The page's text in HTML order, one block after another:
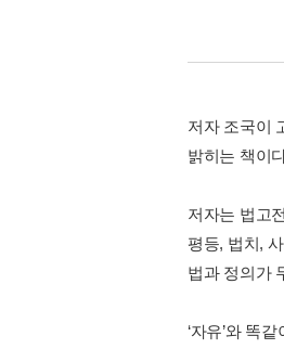
저자 조국이
밝히는 책이
저자는 법고
평등, 법치,
법과 정의가
‘자유’와 똑